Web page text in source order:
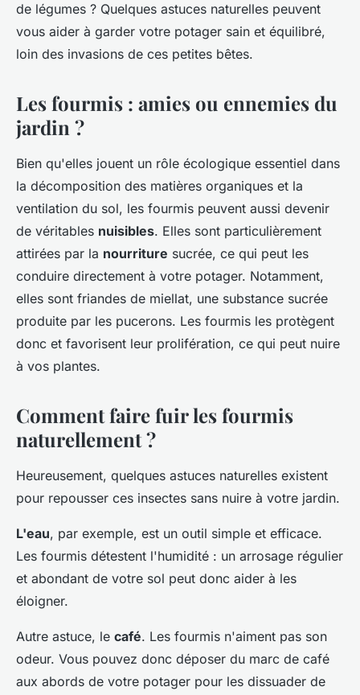
de légumes ? Quelques astuces naturelles peuvent
vous aider à garder votre potager sain et équilibré,
loin des invasions de ces petites bêtes.
Les fourmis : amies ou ennemies du
jardin ?
Bien qu'elles jouent un rôle écologique essentiel dans
la décomposition des matières organiques et la
ventilation du sol, les fourmis peuvent aussi devenir
de véritables nuisibles. Elles sont particulièrement
attirées par la nourriture sucrée, ce qui peut les
conduire directement à votre potager. Notamment,
elles sont friandes de miellat, une substance sucrée
produite par les pucerons. Les fourmis les protègent
donc et favorisent leur prolifération, ce qui peut nuire
à vos plantes.
Comment faire fuir les fourmis
naturellement ?
Heureusement, quelques astuces naturelles existent
pour repousser ces insectes sans nuire à votre jardin.
L'eau, par exemple, est un outil simple et efficace.
Les fourmis détestent l'humidité : un arrosage régulier
et abondant de votre sol peut donc aider à les
éloigner.
Autre astuce, le café. Les fourmis n'aiment pas son
odeur. Vous pouvez donc déposer du marc de café
aux abords de votre potager pour les dissuader de